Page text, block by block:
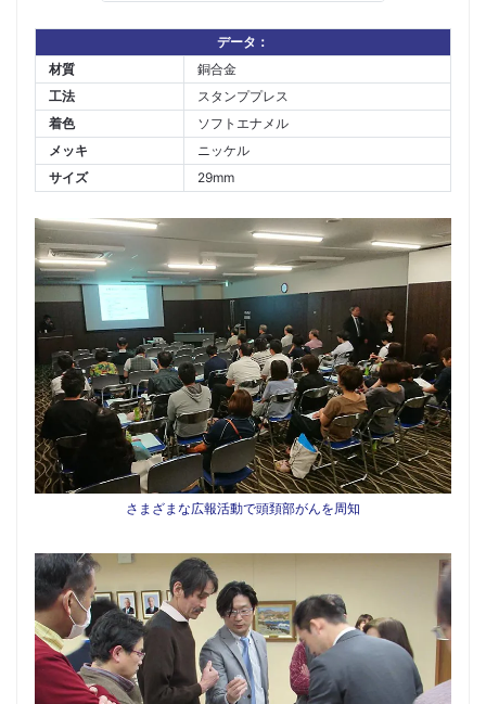
データ：
材質
銅合金
工法
スタンププレス
着色
ソフトエナメル
メッキ
ニッケル
サイズ
29mm
さまざまな広報活動で頭頚部がんを周知